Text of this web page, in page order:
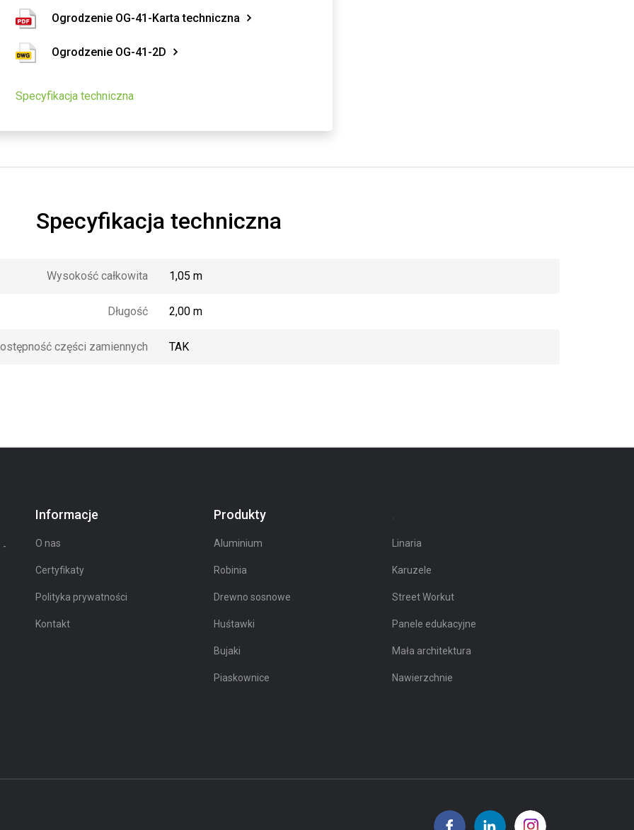
Ogrodzenie OG-41-Karta techniczna
Ogrodzenie OG-41-2D
Specyfikacja techniczna
Specyfikacja techniczna
Wysokość całkowita 1,05 m
Długość 2,00 m
części zamiennych TAK
-
Informacje
O nas
Certyfikaty
Polityka prywatności
Kontakt
Produkty
Aluminium
Robinia
Drewno sosnowe
Huśtawki
Bujaki
Piaskownice
Linaria
Karuzele
Street Workut
Panele edukacyjne
Mała architektura
Nawierzchnie